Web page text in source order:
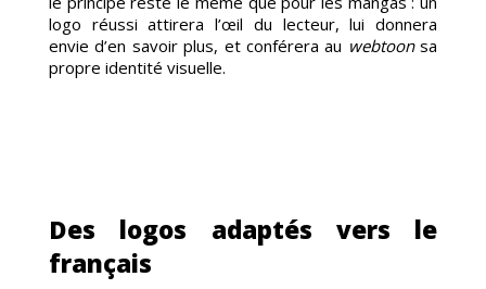
logo réussi attirera l’œil du lecteur, lui donnera
envie d’en savoir plus, et conférera au webtoonsa
propre identité visuelle.
Des logos adaptés vers le
français